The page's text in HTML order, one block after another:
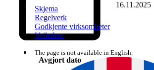
Skjema
Regelverk
Godkjente virksomheter
Veiledere
The page is not available in English.
Avgjort dato
16.11.2025